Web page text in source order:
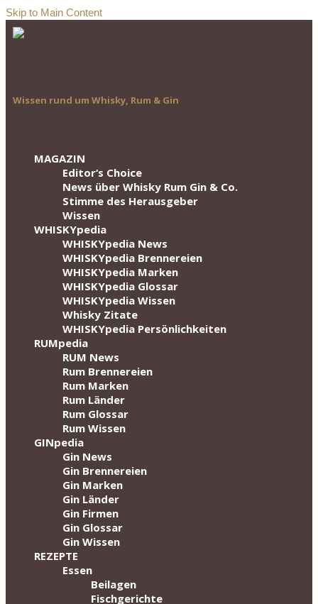
Skip to Main Content
Wissen rund um Whisky, Rum & Gin
MAGAZIN
Editor‘s Choice
News über Whisky Rum Gin & Co.
Stimme des Herausgeber
Wissen
WHISKYpedia
WHISKYpedia News
WHISKYpedia Brennereien
WHISKYpedia Marken
WHISKYpedia Glossar
WHISKYpedia Wissen
Whisky Zitate
WHISKYpedia Persönlichkeiten
RUMpedia
RUM News
Rum Brennereien
Rum Marken
Rum Länder
Rum Glossar
Rum Wissen
GINpedia
Gin News
Gin Brennereien
Gin Marken
Gin Länder
Gin Firmen
Gin Glossar
Gin Wissen
REZEPTE
Essen
Beilagen
Fischgerichte